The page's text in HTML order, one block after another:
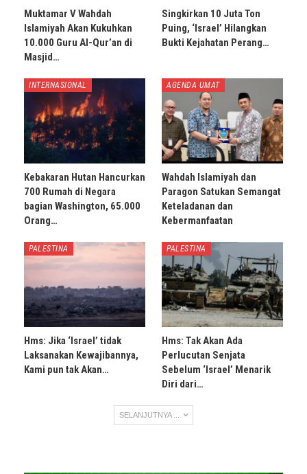
Muktamar V Wahdah
Islamiyah Akan Kukuhkan
10.000 Guru Al-Qur’an di
Masjid…
Singkirkan 10 Juta Ton
Puing, ‘Israel’ Hilangkan
Bukti Kejahatan Perang…
INTERNASIONAL
Kebakaran Hutan Hancurkan
700 Rumah di Negara
bagian Washington, 65.000
Orang…
AGENDA UMAT
Wahdah Islamiyah dan
Paragon Satukan Semangat
Keteladanan dan
Kebermanfaatan
PALESTINA
Hms: Jika ‘Israel’ tidak
Laksanakan Kewajibannya,
Kami pun tak Akan…
PALESTINA
Hms: Tak Akan Ada
Perlucutan Senjata
Sebelum ‘Israel’ Menarik
Diri dari…
SELANJUTNYA ...